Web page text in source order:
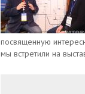
посвященную
мы встретили на